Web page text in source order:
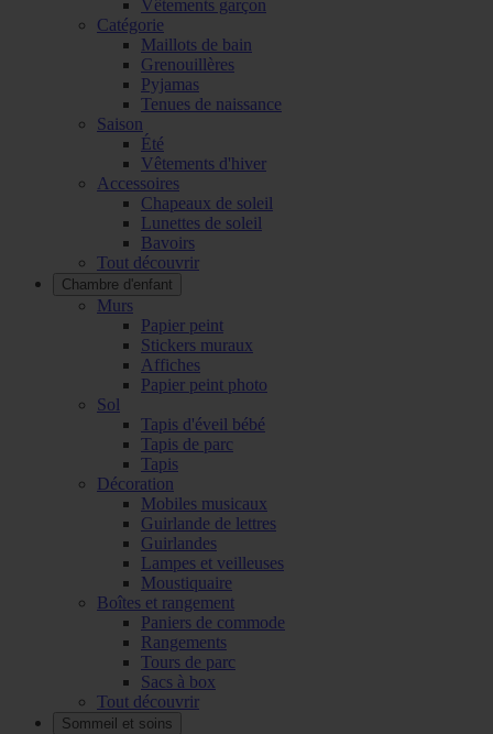
Vêtements garçon
Catégorie
Maillots de bain
Grenouillères
Pyjamas
Tenues de naissance
Saison
Été
Vêtements d'hiver
Accessoires
Chapeaux de soleil
Lunettes de soleil
Bavoirs
Tout découvrir
Chambre d'enfant
Murs
Papier peint
Stickers muraux
Affiches
Papier peint photo
Sol
Tapis d'éveil bébé
Tapis de parc
Tapis
Décoration
Mobiles musicaux
Guirlande de lettres
Guirlandes
Lampes et veilleuses
Moustiquaire
Boîtes et rangement
Paniers de commode
Rangements
Tours de parc
Sacs à box
Tout découvrir
Sommeil et soins